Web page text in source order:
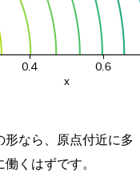
なら、原点付近に多
くはずです。